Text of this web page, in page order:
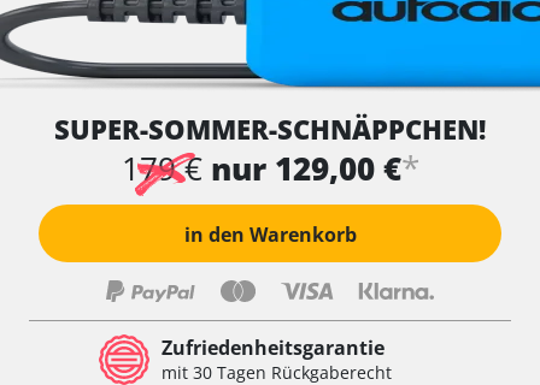
SUPER-SOMMER-SCHNÄPPCHEN!
179 € nur 129,00 €*
in den Warenkorb
Zufriedenheitsgarantie
mit 30 Tagen Rückgaberecht